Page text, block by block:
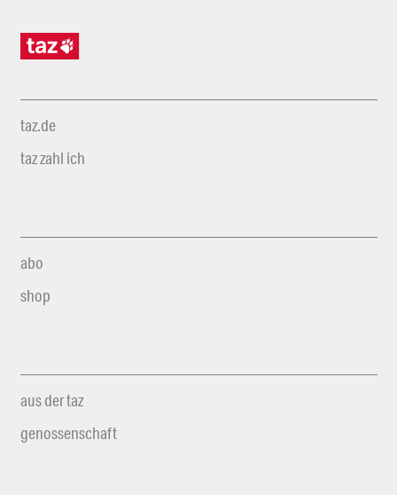
taz.de
taz zahl ich
abo
shop
aus der taz
genossenschaft